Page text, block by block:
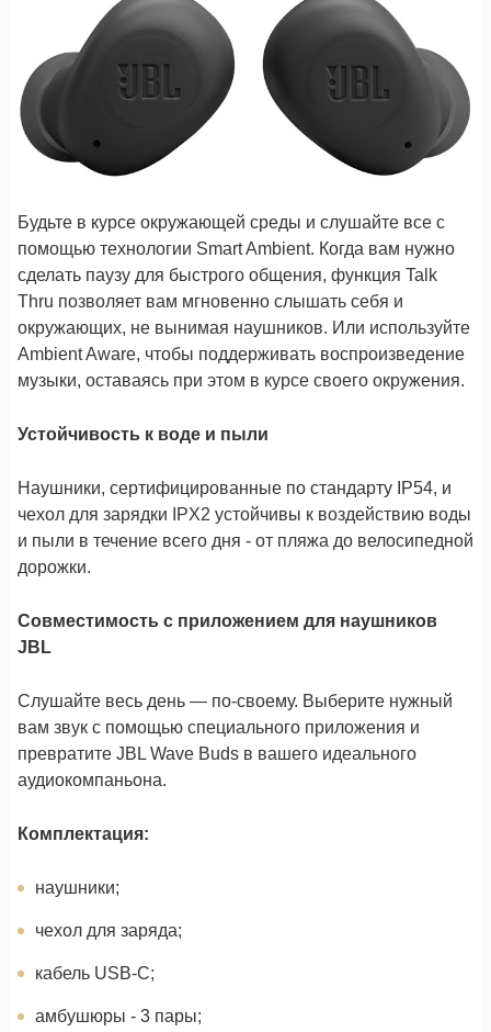
Будьте в курсе окружающей среды и слушайте все с
помощью технологии Smart Ambient. Когда вам нужно
сделать паузу для быстрого общения, функция Talk
Thru позволяет вам мгновенно слышать себя и
окружающих, не вынимая наушников. Или используйте
Ambient Aware, чтобы поддерживать воспроизведение
музыки, оставаясь при этом в курсе своего окружения.
Устойчивость к воде и пыли
Наушники, сертифицированные по стандарту IP54, и
чехол для зарядки IPX2 устойчивы к воздействию воды
и пыли в течение всего дня - от пляжа до велосипедной
дорожки.
Совместимость с приложением для наушников
JBL
Слушайте весь день — по-своему. Выберите нужный
вам звук с помощью специального приложения и
превратите JBL Wave Buds в вашего идеального
аудиокомпаньона.
Комплектация:
наушники;
чехол для заряда;
кабель USB-C;
амбушюры - 3 пары;